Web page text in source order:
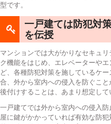
型です。
一戸建ては防犯対
を伝授
マンションでは大がかりなセキュ
ク機能をはじめ、エレベーターや
ど、各種防犯対策を施しているケ
合、外から室内への侵入を防ぐこ
後付けすることは、あまり想定して
一戸建てでは外から室内への侵入
屋に鍵がかかっていれば有効な防